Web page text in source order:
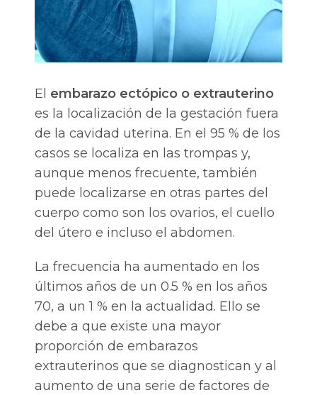
El embarazo ectópico o extrauterino
es la localización de la gestación fuera
de la cavidad uterina. En el 95 % de los
casos se localiza en las trompas y,
aunque menos frecuente, también
puede localizarse en otras partes del
cuerpo como son los ovarios, el cuello
del útero e incluso el abdomen.
La frecuencia ha aumentado en los
últimos años de un 0.5 % en los años
70, a un 1 % en la actualidad. Ello se
debe a que existe una mayor
proporción de embarazos
extrauterinos que se diagnostican y al
aumento de una serie de factores de